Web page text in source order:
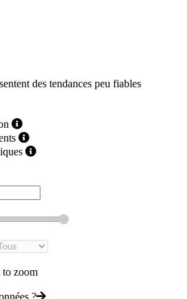
des tendances peu fiables
zoom